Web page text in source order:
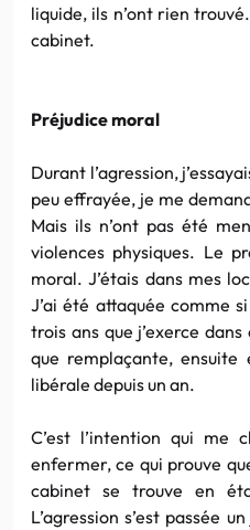
liquide, ils n’ont rien
cabinet.
Préjudice moral
Durant l’agression,
peu effrayée, je me
Mais ils n’ont pas été
violences physiques. Le
moral. J’étais dans mes
J’ai été attaquée comme
trois ans que j’exerce
que remplaçante,
libérale depuis un an.
C’est l’intention qui me
enfermer, ce qui prouve
cabinet se trouve en
L’agression s’est passée